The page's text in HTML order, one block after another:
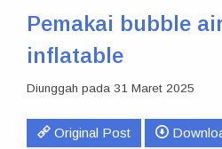
Pemakai bubble
inflatable
Diunggah pada 31 Maret 2025
Original Post